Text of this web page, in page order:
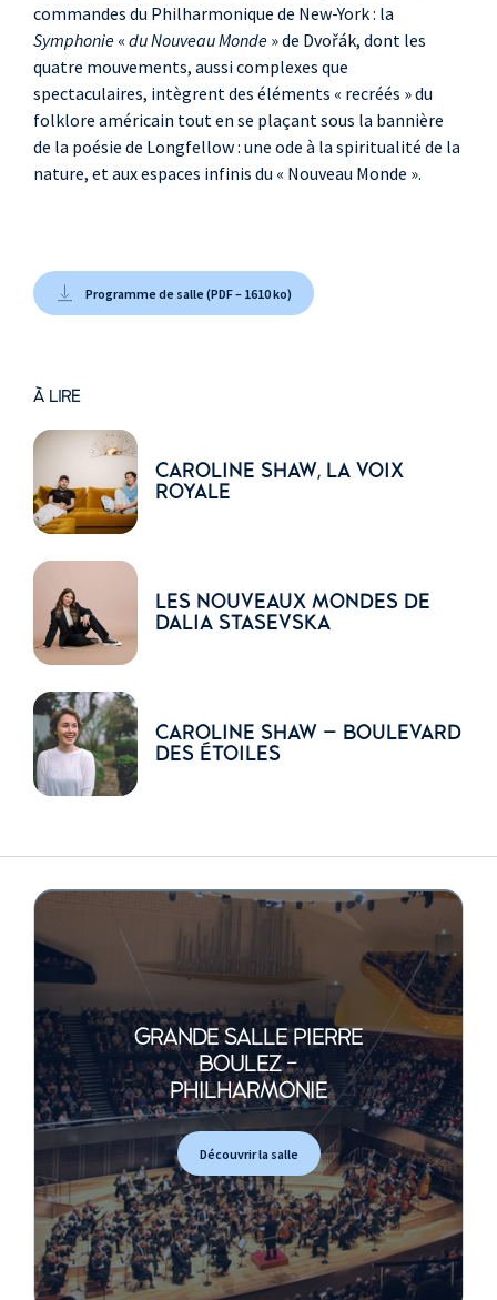
commandes du Philharmonique de New-York: la
Symphonie « du Nouveau Monde » de Dvořák, dont les
quatre mouvements, aussi complexes que
spectaculaires, intègrent des éléments « recréés » du
folklore américain tout en se plaçant sous la bannière
de la poésie de Longfellow: une ode à la spiritualité de la
nature, et aux espaces infinis du « Nouveau Monde ».
Programme de salle (PDF – 1610 ko)
À LIRE
CAROLINE SHAW, LA VOIX
ROYALE
LES NOUVEAUX MONDES DE
DALIA STASEVSKA
CAROLINE SHAW – BOULEVARD
DES ÉTOILES
GRANDE SALLE PIERRE
BOULEZ -
PHILHARMONIE
Découvrir la salle